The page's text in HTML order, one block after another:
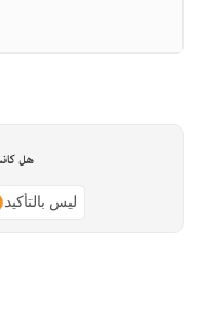
هل
ليس بالتأكيد